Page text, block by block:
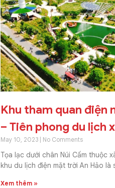
Khu tham quan điện
– Tiên phong du lịch
May 10, 2023 No Comments
Tọa lạc dưới chân Núi Cấm thuộc
khu du lịch điện mặt trời An Hảo là
Xem thêm »